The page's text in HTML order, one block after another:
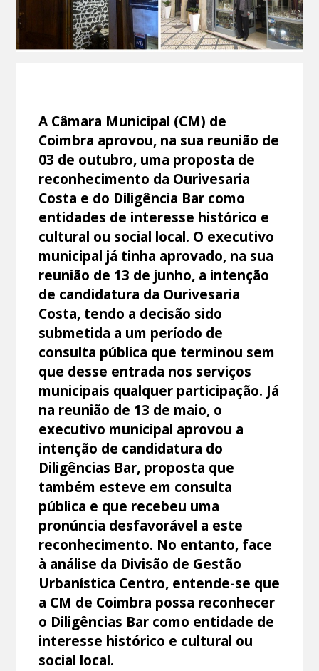
A Câmara Municipal (CM) de
Coimbra aprovou, na sua reunião de
03 de outubro, uma proposta de
reconhecimento da Ourivesaria
Costa e do Diligência Bar como
entidades de interesse histórico e
cultural ou social local. O executivo
municipal já tinha aprovado, na sua
reunião de 13 de junho, a intenção
de candidatura da Ourivesaria
Costa, tendo a decisão sido
submetida a um período de
consulta pública que terminou sem
que desse entrada nos serviços
municipais qualquer participação. Já
na reunião de 13 de maio, o
executivo municipal aprovou a
intenção de candidatura do
Diligências Bar, proposta que
também esteve em consulta
pública e que recebeu uma
pronúncia desfavorável a este
reconhecimento. No entanto, face
à análise da Divisão de Gestão
Urbanística Centro, entende-se que
a CM de Coimbra possa reconhecer
o Diligências Bar como entidade de
interesse histórico e cultural ou
social local.